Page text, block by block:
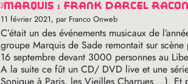
marquis : frank darcel
11 février 2021, par Franco Onweb
C’était un des événements musicaux de
groupe Marquis de Sade remontait sur
16 septembre devant 3000 personnes au
A la suite ce fût unCD/ DVD live et une
Sonique à Paris, les Vieilles Charrues …). Et